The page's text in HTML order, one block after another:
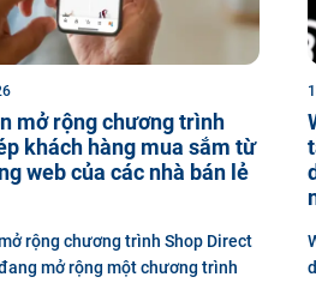
mở rộng chương trình
khách hàng mua sắm từ
web của các nhà bán lẻ
rộng chương trình Shop Direct
mở rộng một chương trình